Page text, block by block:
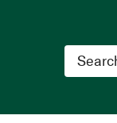
Search